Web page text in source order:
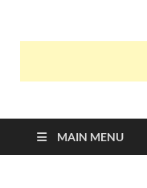
MAIN MENU